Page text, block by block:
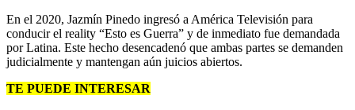
En el 2020, Jazmín Pinedo ingresó a América Televisión para
conducir el reality “Esto es Guerra” y de inmediato fue demandada
por Latina. Este hecho desencadenó que ambas partes se demanden
judicialmente y mantengan aún juicios abiertos.
TE PUEDE INTERESAR